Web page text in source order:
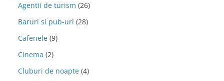
Agentii de turism (26)
Baruri si pub-uri (28)
Cafenele (9)
Cinema (2)
Cluburi de noapte (4)